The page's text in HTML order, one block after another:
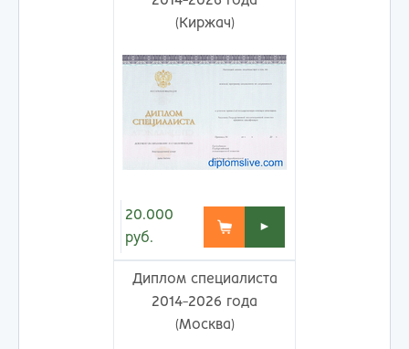
(Киржач)
20.000
руб.
►
Диплом специалиста
2014-2026 года
(Москва)